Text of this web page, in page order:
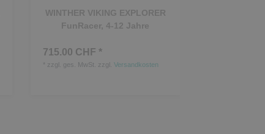
WINTHER VIKING EXPLORER
FunRacer, 4-12 Jahre
715.00 CHF *
zzgl. ges. MwSt. zzgl.Versandkosten